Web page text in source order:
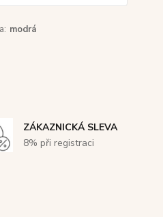
modrá
ZÁKAZNICKÁ SLEVA
8% při registraci